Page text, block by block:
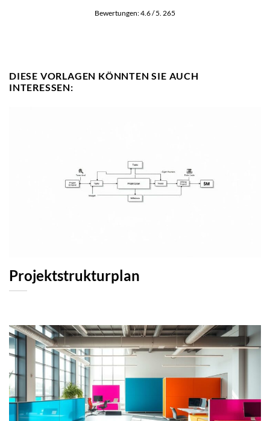
Bewertungen:4.6/ 5. 265
DIESE VORLAGEN KÖNNTEN SIE AUCH
INTERESSEN:
Projektstrukturplan